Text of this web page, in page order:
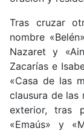
Tras cruzar
nombre
Nazaret y
Zacarías e
«Casa de las
clausura de las
exterior, tras
«Emaús» y